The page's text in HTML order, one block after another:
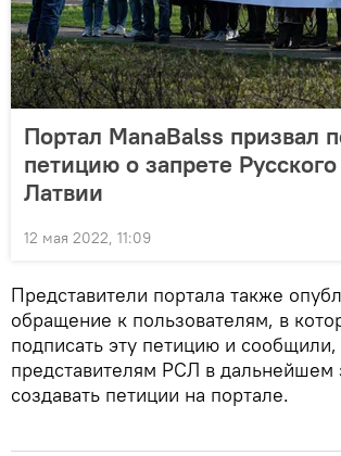
Портал ManaBalss призвал
петицию о запрете
Латвии
12 мая 2022, 11:09
Представители портала также
обращение к пользователям, в
подписать эту петицию и сообщили,
представителям РСЛ в дальнейшем
создавать петиции на портале.